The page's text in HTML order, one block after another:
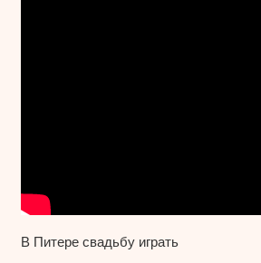
В Питере свадьбу играть